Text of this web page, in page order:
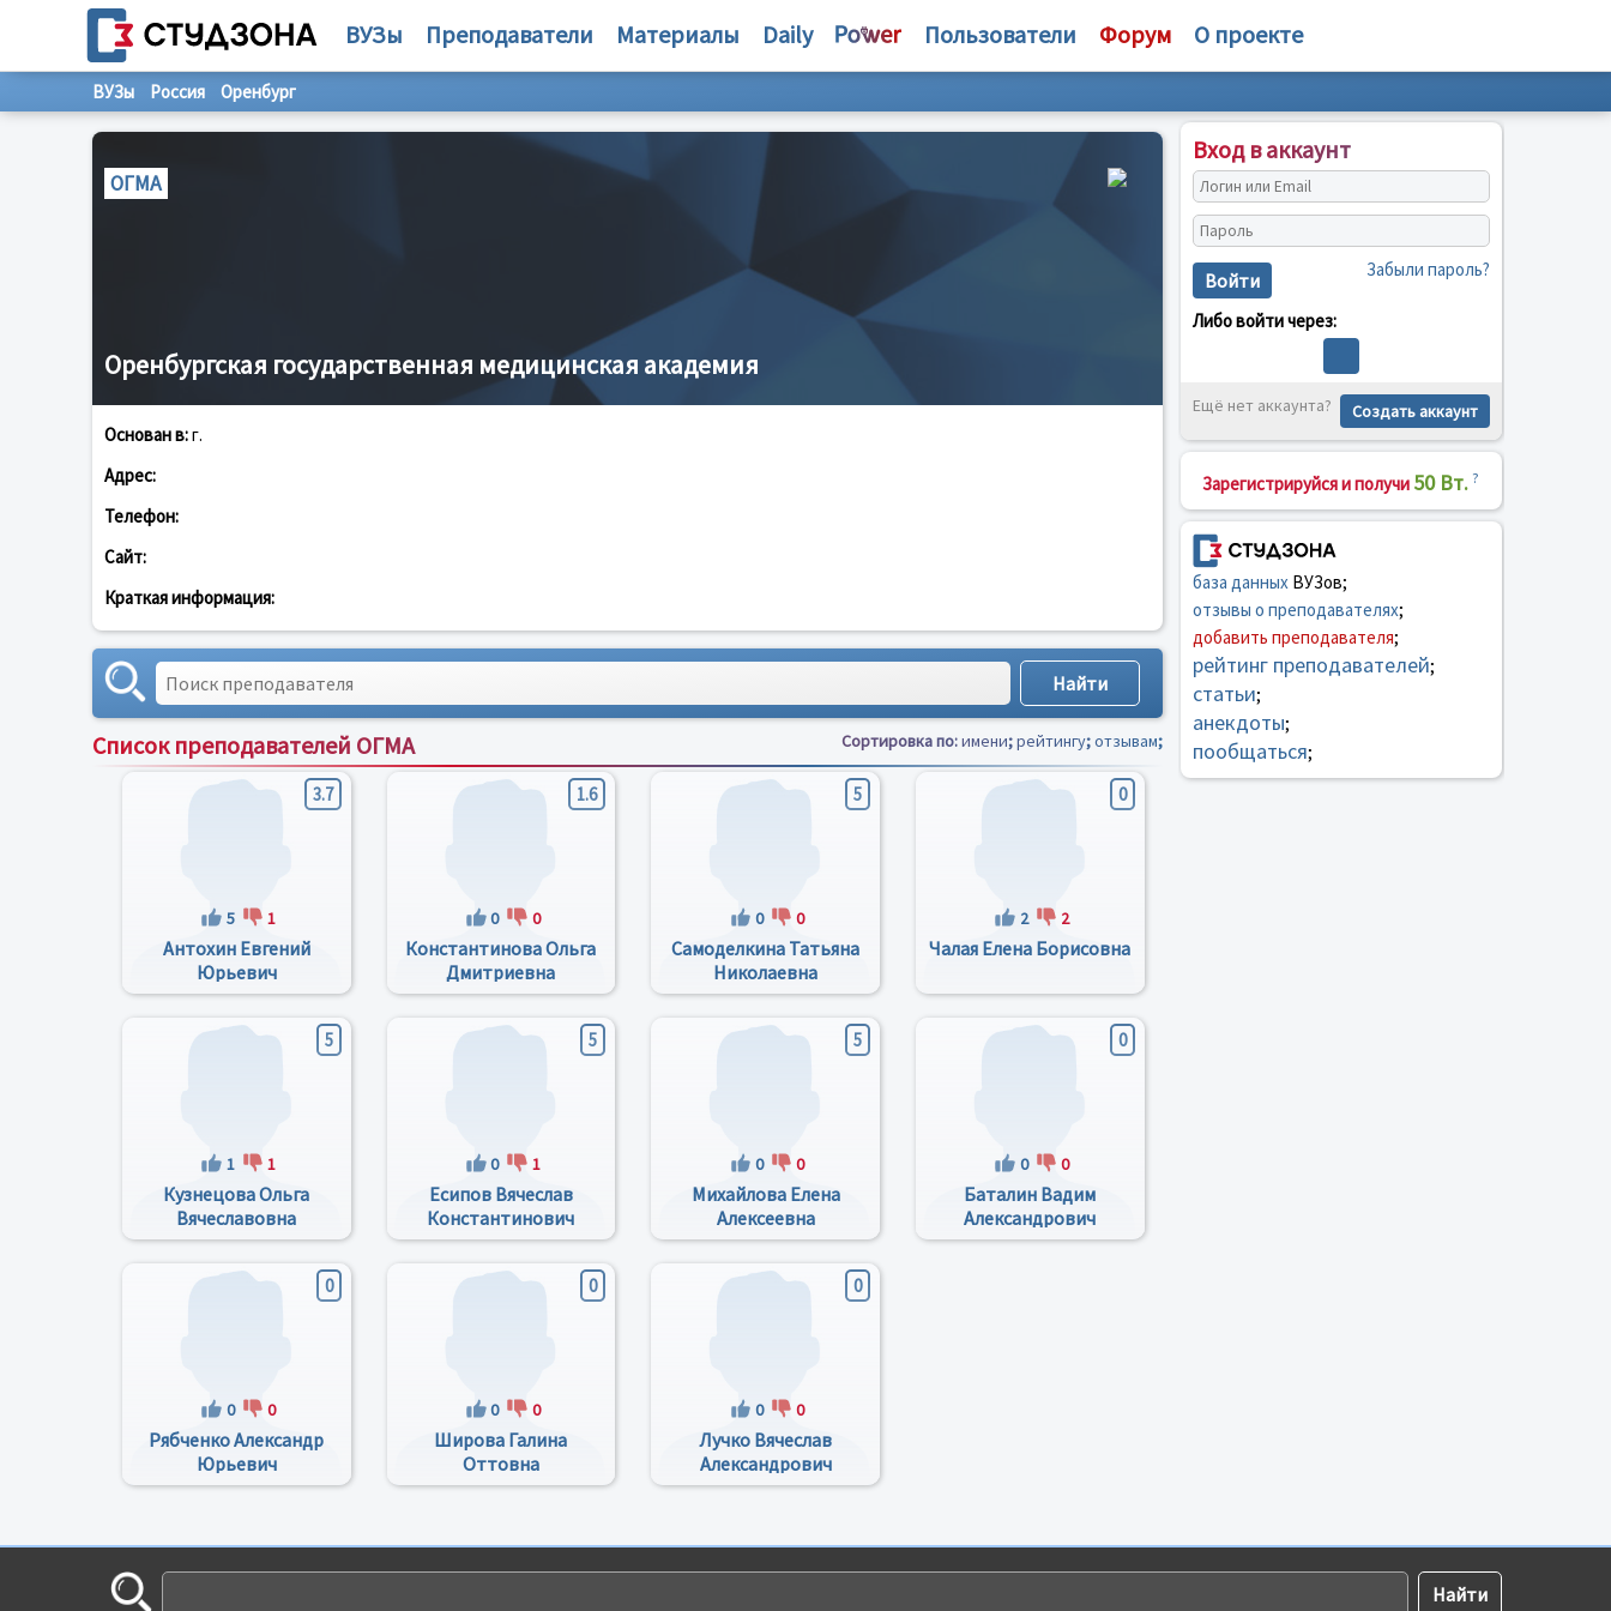
ВУЗы Преподаватели Материалы Daily Пользователи Форум О проекте
ВУЗы Россия Оренбург
ОГМА
Оренбургская государственная медицинская академия
Основан в:г.
Адрес:
Телефон:
Сайт:
Краткая информация:
Список преподавателей ОГМА Сортировка по:имени;рейтингу;отзывам;
3.7
5 1
Антохин Евгений
Юрьевич
1.6
0 0
Константинова Ольга
Дмитриевна
5
0 0
Самоделкина Татьяна
Николаевна
0
2 2
Чалая Елена Борисовна
5
1 1
Кузнецова Ольга
Вячеславовна
5
0 1
Есипов Вячеслав
Константинович
5
0 0
Михайлова Елена
Алексеевна
0
0 0
Баталин Вадим
Александрович
0
0 0
Рябченко Александр
Юрьевич
0
0 0
Широва Галина
Оттовна
0
0 0
Лучко Вячеслав
Александрович
Вход в аккаунт
Войти Забыли пароль?
Либо войти через:
Ещё нет аккаунта? Создать аккаунт
Зарегистрируйся и получи 50 Вт. ?
база данныхВУЗов;
отзывы о преподавателях;
добавить преподавателя;
рейтинг преподавателей;
статьи;
анекдоты;
пообщаться;